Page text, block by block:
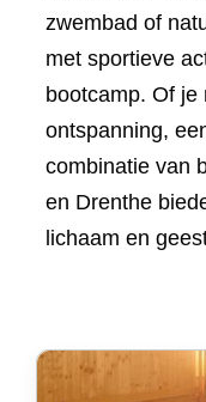
zwembad of
met sportieve
bootcamp. Of je
ontspanning,
combinatie van
en Drenthe
lichaam en